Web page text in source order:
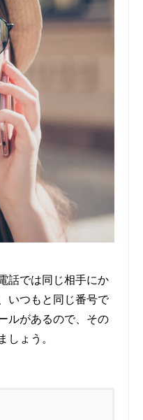
話では同じ相手にか
いつもと同じ番号で
ルがあるので、その
しょう。